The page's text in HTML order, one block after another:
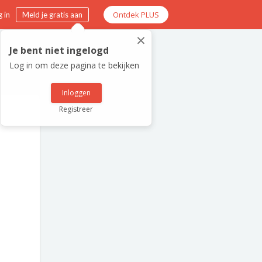
in Meld je gratis aan Ontdek PLUS
×
Je bent niet ingelogd
Log in om deze pagina te bekijken
Inloggen
Registreer